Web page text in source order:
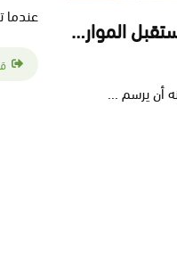
عندما كيف يغيّر الذكاء الاصطناعي مستقبل الموارد البشرية؟
أن يرسم ...